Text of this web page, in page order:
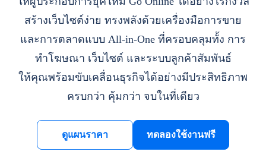
สร้างเว็บไซต์ง่าย ทรงพลังด้วยเครื่องมือการขาย
และการตลาดแบบ All-in-One ที่ครอบคลุมทั้ง การ
ทำโฆษณา เว็บไซต์ และระบบลูกค้าสัมพันธ์
ให้คุณพร้อมขับเคลื่อนธุรกิจได้อย่างมีประสิทธิภาพ
ครบกว่า คุ้มกว่า จบในที่เดียว
ดูแผนราคา ทดลองใช้งานฟรี